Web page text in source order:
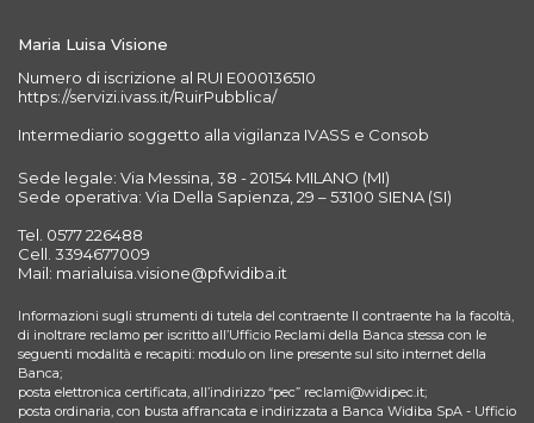
Maria Luisa Visione
Numero di iscrizione al RUI E000136510
https://servizi.ivass.it/RuirPubblica/
Intermediario soggetto alla vigilanza IVASS e Consob
Sede legale: Via Messina, 38 - 20154 MILANO (MI)
Sede operativa: Via Della Sapienza, 29 – 53100 SIENA (SI)
Tel. 0577 226488
Cell. 3394677009
Mail: marialuisa.visione@pfwidiba.it
Informazioni sugli strumenti di tutela del contraente Il contraente ha la facoltà,
di inoltrare reclamo per iscritto all’Ufficio Reclami della Banca stessa con le
seguenti modalità e recapiti: modulo on line presente sul sito internet della
Banca;
posta elettronica certificata, all’indirizzo “pec” reclami@widipec.it;
posta ordinaria, con busta affrancata e indirizzata a Banca Widiba SpA - Ufficio